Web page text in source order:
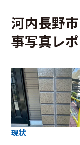
河内長野
事写真レ
現状